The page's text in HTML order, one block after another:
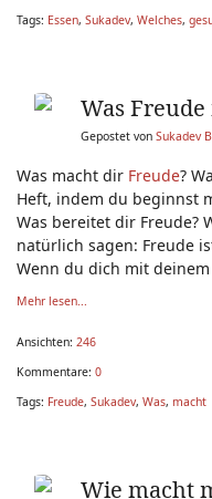
Tags: Essen, Sukadev, Welches,
Was
Gepostet von Sukadev
Was macht dir Freude?
Heft, indem du beginnst
Was bereitet dir Freude?
natürlich sagen: Freude
Wenn du dich mit
Mehr lesen...
Ansichten: 246
Kommentare: 0
Tags: Freude, Sukadev, Was, macht
Wie macht